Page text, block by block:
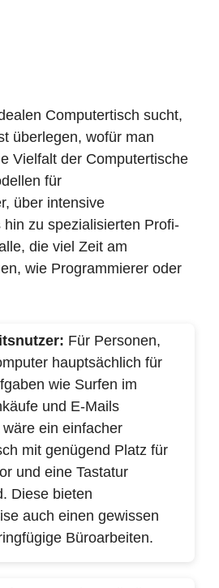
Computertisch sucht,
überlegen, wofür man
Vielfalt der Computertische
für
über intensive
zu spezialisierten Profi-
die viel Zeit am
wie Programmierer oder
Für Personen,
hauptsächlich für
wie Surfen im
und E-Mails
ein einfacher
mit genügend Platz für
und eine Tastatur
Diese bieten
auch einen gewissen
Büroarbeiten.